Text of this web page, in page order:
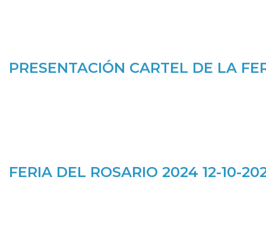
PRESENTACIÓN CARTEL DE LA
FERIA DEL ROSARIO 2024 12-10-